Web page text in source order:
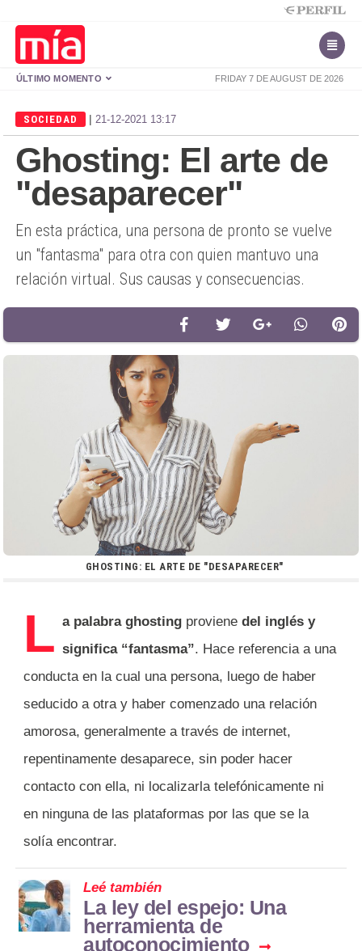
FRIDAY 7 DE AUGUST DE 2026
ÚLTIMO MOMENTO
SOCIEDAD | 21-12-2021 13:17
Ghosting: El arte de
"desaparecer"
En esta práctica, una persona de pronto se vuelve
un "fantasma" para otra con quien mantuvo una
relación virtual. Sus causas y consecuencias.
GHOSTING: EL ARTE DE "DESAPARECER"
L a palabra ghosting proviene del inglés y
significa “fantasma”. Hace referencia a una
conducta en la cual una persona, luego de haber
seducido a otra y haber comenzado una relación
amorosa, generalmente a través de internet,
repentinamente desaparece, sin poder hacer
contacto con ella, ni localizarla telefónicamente ni
en ninguna de las plataformas por las que se la
solía encontrar.
Leé también
La ley del espejo: Una
herramienta de
autoconocimiento